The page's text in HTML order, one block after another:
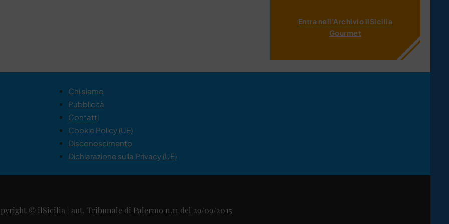
Entra nell'Archivio ilSicilia
Gourmet
Chi siamo
Pubblicità
Contatti
Cookie Policy (UE)
Disconoscimento
Dichiarazione sulla Privacy (UE)
© ilSicilia | aut. Tribunale di Palermo n.11 del 29/09/2015